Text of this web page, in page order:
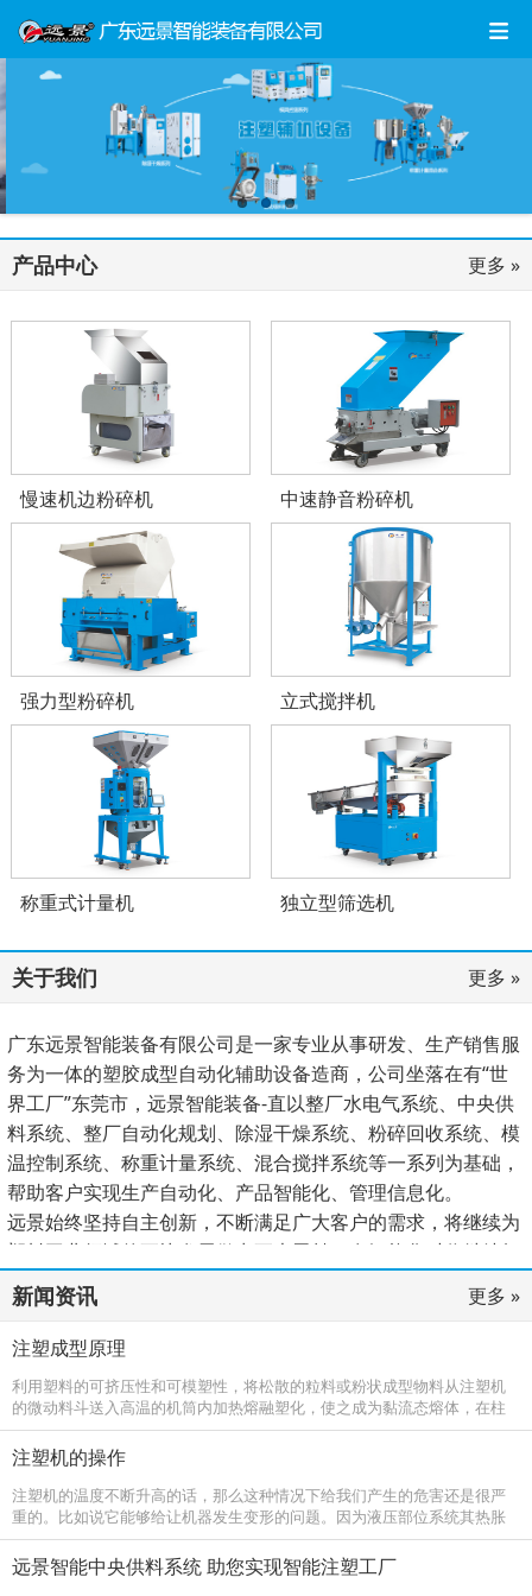
产品中心 更多 »
慢速机边粉碎机 中速静音粉碎机
强力型粉碎机 立式搅拌机
称重式计量机 独立型筛选机
关于我们 更多 »
广东远景智能装备有限公司是一家专业从事研发、生产销售服
务为一体的塑胶成型自动化辅助设备造商，公司坐落在有“世
界工厂”东莞市，远景智能装备-直以整厂水电气系统、中央供
料系统、整厂自动化规划、除湿干燥系统、粉碎回收系统、模
温控制系统、称重计量系统、混合搅拌系统等一系列为基础，
帮助客户实现生产自动化、产品智能化、管理信息化。
远景始终坚持自主创新，不断满足广大客户的需求，将继续为
塑料工业领域的更快发展做出更大贡献，在智能化时代继续杨
帆启航、谱写新的篇章。
新闻资讯
更多 »
注塑成型原理
利用塑料的可挤压性和可模塑性，将松散的粒料或粉状成型物料从注塑机
的微动料斗送入高温的机筒内加热熔融塑化，使之成为黏流态熔体，在柱
塞或螺杆的高压推动下，以很大的流速通过机筒前端的喷嘴注塑进入温度
较低的闭
注塑机的操作
注塑机的温度不断升高的话，那么这种情况下给我们产生的危害还是很严
重的。比如说它能够给让机器发生变形的问题。因为液压部位系统其热胀
系数如果不同的话，那么它的间隙也会相应的产生变化，这样会有操作系
统动作失
远景智能中央供料系统 助您实现智能注塑工厂